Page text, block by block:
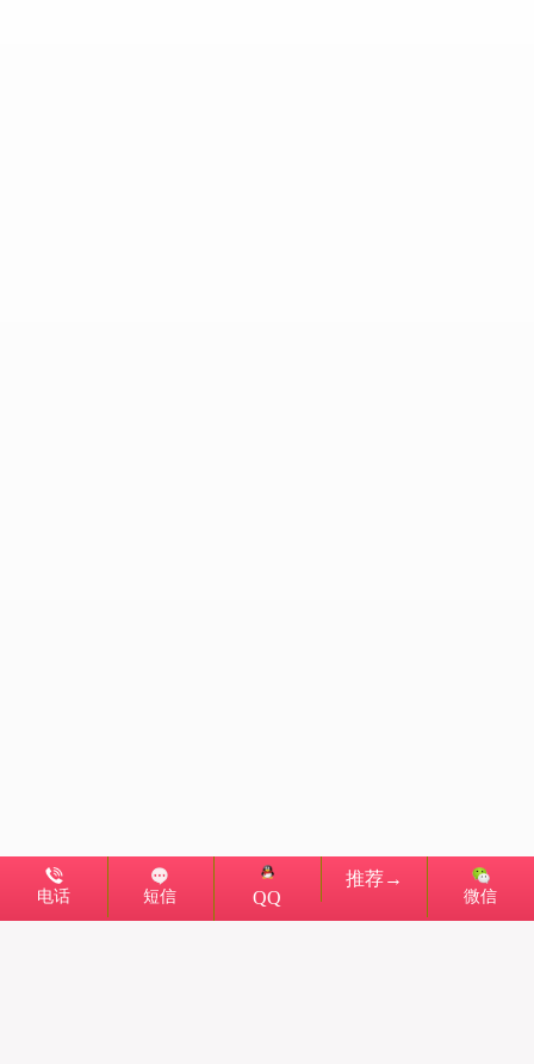
电话 短信 QQ
推荐→
微信